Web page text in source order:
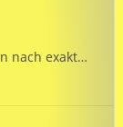
nach exakt…